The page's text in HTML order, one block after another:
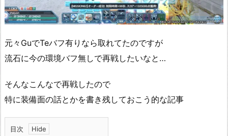
元々GuでTeバフ有りなら取れてたのですが
流石に今の環境バフ無しで再戦したいなと…
そんなこんなで再戦したので
特に装備面の話とかを書き残しておこう的な記事
目次